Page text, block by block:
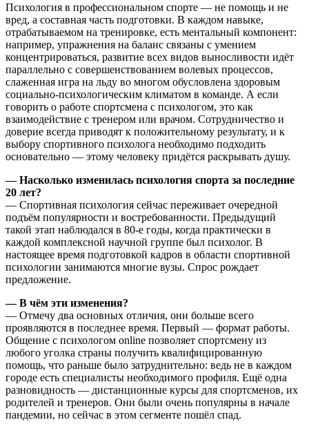
Психология в профессиональном спорте — не помощь и не
вред, а составная часть подготовки. В каждом навыке,
отрабатываемом на тренировке, есть ментальный компонент:
например, упражнения на баланс связаны с умением
концентрироваться, развитие всех видов выносливости идёт
параллельно с совершенствованием волевых процессов,
слаженная игра на льду во многом обусловлена здоровым
социально-психологическим климатом в команде. А если
говорить о работе спортсмена с психологом, это как
взаимодействие с тренером или врачом. Сотрудничество и
доверие всегда приводят к положительному результату, и к
выбору спортивного психолога необходимо подходить
основательно — этому человеку придётся раскрывать душу.
— Насколько изменилась психология спорта за последние
20 лет?
— Спортивная психология сейчас переживает очередной
подъём популярности и востребованности. Предыдущий
такой этап наблюдался в 80-е годы, когда практически в
каждой комплексной научной группе был психолог. В
настоящее время подготовкой кадров в области спортивной
психологии занимаются многие вузы. Спрос рождает
предложение.
— В чём эти изменения?
— Отмечу два основных отличия, они больше всего
проявляются в последнее время. Первый — формат работы.
Общение с психологом online позволяет спортсмену из
любого уголка страны получить квалифицированную
помощь, что раньше было затруднительно: ведь не в каждом
городе есть специалисты необходимого профиля. Ещё одна
разновидность — дистанционные курсы для спортсменов, их
родителей и тренеров. Они были очень популярны в начале
пандемии, но сейчас в этом сегменте пошёл спад.